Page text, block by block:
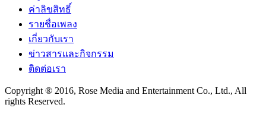
ค่าลิขสิทธิ์
รายชื่อเพลง
เกี่ยวกับเรา
ข่าวสารและกิจกรรม
ติดต่อเรา
Copyright ® 2016, Rose Media and Entertainment Co., Ltd., All
rights Reserved.